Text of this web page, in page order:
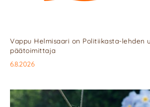
Vappu Helmisaari on Politiikasta-lehden
päätoimittaja
6.8.2026